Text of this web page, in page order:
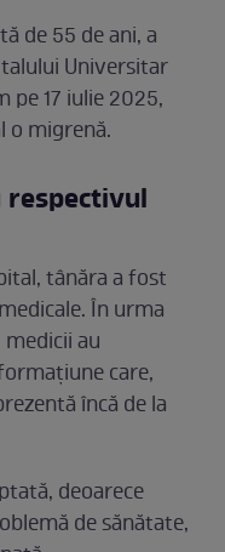
de 55 de ani, a
Universitar
pe 17 iulie 2025,
o migrenă.
respectivul
tânăra a fost
În urma
au
care,
încă de la
deoarece
de sănătate,